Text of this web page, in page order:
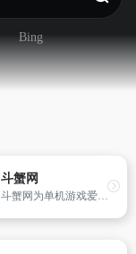
Bing
斗蟹网
斗蟹网为单机游戏爱好者提供免费单机游戏下载,这里有好玩的单机游戏,单机小游戏下载,大型单机游戏,电脑单机游戏下载,最新单机游戏下载大全,分享经典单机游戏,做最好的单机游戏下载基地.